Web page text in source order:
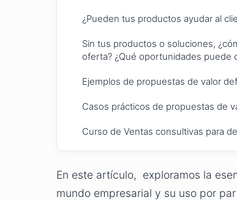
¿Pueden tus productos ayudar al
Sin tus productos o soluciones,
oferta? ¿Qué oportunidades puede
Ejemplos de propuestas de valor
Casos prácticos de propuestas de
Curso de Ventas consultivas para
En este artículo, exploramos la
mundo empresarial y su uso por